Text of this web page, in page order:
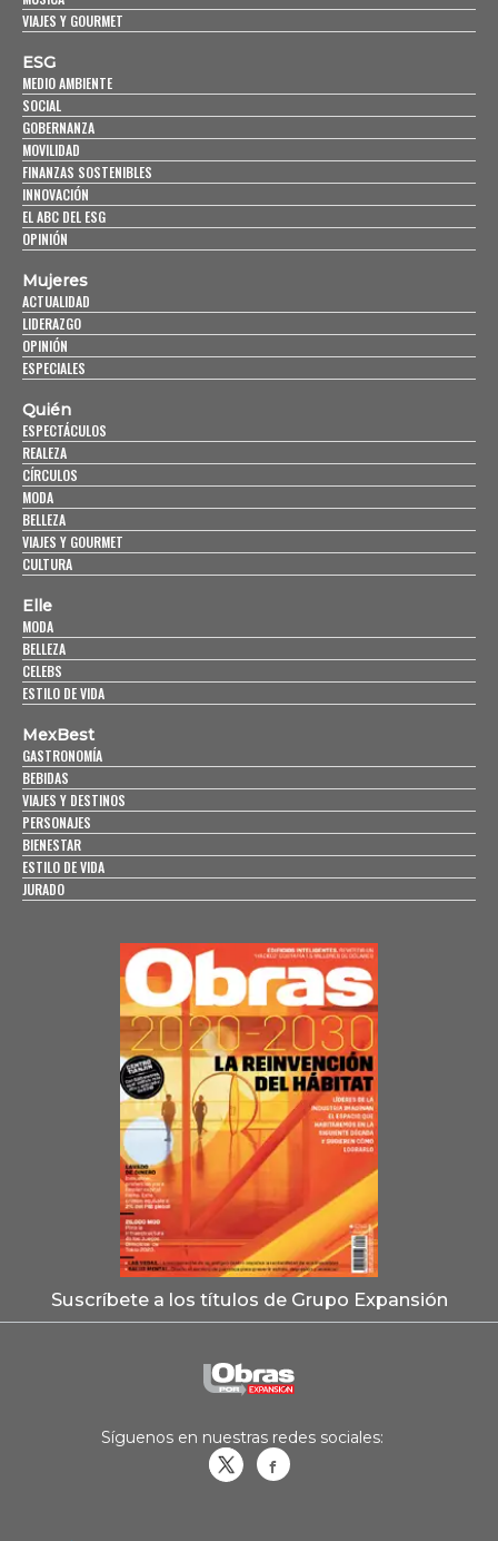
VIAJES Y GOURMET
ESG
MEDIO AMBIENTE
SOCIAL
GOBERNANZA
MOVILIDAD
FINANZAS SOSTENIBLES
INNOVACIÓN
EL ABC DEL ESG
OPINIÓN
Mujeres
ACTUALIDAD
LIDERAZGO
OPINIÓN
ESPECIALES
Quién
ESPECTÁCULOS
REALEZA
CÍRCULOS
MODA
BELLEZA
VIAJES Y GOURMET
CULTURA
Elle
MODA
BELLEZA
CELEBS
ESTILO DE VIDA
MexBest
GASTRONOMÍA
BEBIDAS
VIAJES Y DESTINOS
PERSONAJES
BIENESTAR
ESTILO DE VIDA
JURADO
Suscríbete a los títulos de Grupo Expansión
Síguenos en nuestras redes sociales: